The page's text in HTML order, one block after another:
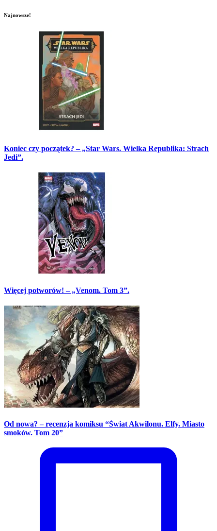
Najnowsze!
Koniec czy początek? – „Star Wars. Wielka Republika: Strach
Jedi”.
Więcej potworów! – „Venom. Tom 3”.
Od nowa? – recenzja komiksu “Świat Akwilonu. Elfy. Miasto
smoków. Tom 20”